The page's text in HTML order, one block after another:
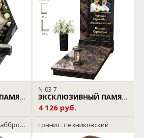
ЭКСКЛЮЗИВНЫЙ ПАМЯТНИК
N-03-7
ЭКСКЛЮЗИВНЫЙ ПАМЯТНИК
4 126 руб.
Гранит: Kuru Grey / Габбро-Диабаз Гранит: Лезниковский